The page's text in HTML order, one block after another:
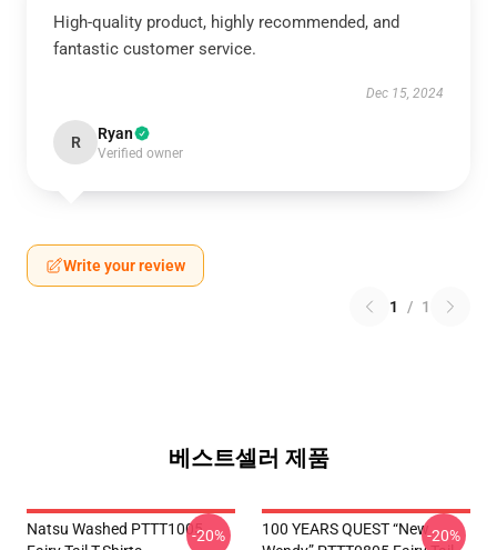
High-quality product, highly recommended, and
fantastic customer service.
Dec 15, 2024
R Ryan
Verified owner
Write your review
1 / 1
베스트셀러 제품
Natsu Washed PTTT1005-20%
100 YEARS QUEST “New-20%